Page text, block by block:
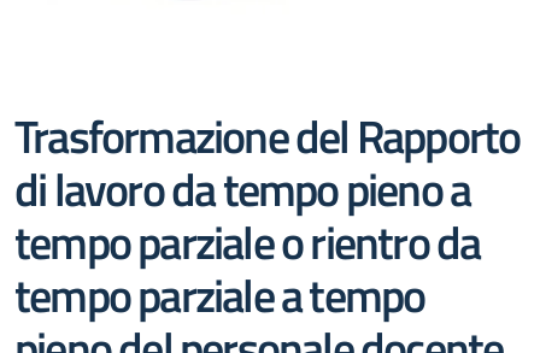
Trasformazione del Rapporto
di lavoro da tempo pieno a
tempo parziale o rientro da
tempo parziale a tempo